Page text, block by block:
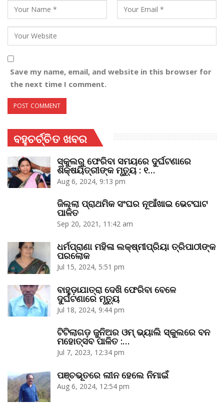
Save my name, email, and website in this browser for
the next time I comment.
ବହୁଚର୍ଚ୍ଚିତ ଖବର
ସ୍କୁଲରୁ ଫେରିବା ସମୟରେ ଦୁର୍ଘଟଣାରେ
ଶିକ୍ଷୟିତ୍ରୀଙ୍କ ମୃତ୍ୟୁ : ୧…
Aug 6, 2024, 9:13 pm
ଜିଲ୍ଲା ପ୍ରାଥମିକ ସଂଘର ନୂଆଁଖାଇ ଭେଟଘାଟ
ପାଳିତ
Sep 20, 2021, 11:42 am
ଧର୍ମପ୍ରାଣା ମହିଳା ଲକ୍ଷ୍ମୀପ୍ରିୟା ତ୍ରିପାଠୀଙ୍କ
ପରଲୋକ
Jul 15, 2024, 5:51 pm
ବାହୁଡ଼ାଯାତ୍ରା ଦେଖି ଫେରିବା ବେଳେ
ଦୁର୍ଘଟଣାରେ ମୃତ୍ୟୁ
Jul 18, 2024, 9:44 pm
ଟିଟିଲାଗଡ଼ ଜୁନିଅର ଓମ୍‌ ଭ୍ୟାଲି ସ୍କୁଲରେ ବନ
ମହୋତ୍ସବ ପାଳିତ :…
Jul 7, 2023, 12:34 pm
ପଞ୍ଚଭୂତରେ ଲୀନ ହେଲେ ନିମାଇଁ
Aug 6, 2024, 12:54 pm